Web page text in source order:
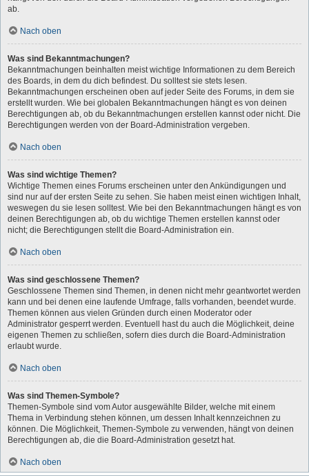
ab.
Nach oben
Was sind Bekanntmachungen?
Bekanntmachungen beinhalten meist wichtige Informationen zu dem Bereich
des Boards, in dem du dich befindest. Du solltest sie stets lesen.
Bekanntmachungen erscheinen oben auf jeder Seite des Forums, in dem sie
erstellt wurden. Wie bei globalen Bekanntmachungen hängt es von deinen
Berechtigungen ab, ob du Bekanntmachungen erstellen kannst oder nicht. Die
Berechtigungen werden von der Board-Administration vergeben.
Nach oben
Was sind wichtige Themen?
Wichtige Themen eines Forums erscheinen unter den Ankündigungen und
sind nur auf der ersten Seite zu sehen. Sie haben meist einen wichtigen Inhalt,
weswegen du sie lesen solltest. Wie bei den Bekanntmachungen hängt es von
deinen Berechtigungen ab, ob du wichtige Themen erstellen kannst oder
nicht; die Berechtigungen stellt die Board-Administration ein.
Nach oben
Was sind geschlossene Themen?
Geschlossene Themen sind Themen, in denen nicht mehr geantwortet werden
kann und bei denen eine laufende Umfrage, falls vorhanden, beendet wurde.
Themen können aus vielen Gründen durch einen Moderator oder
Administrator gesperrt werden. Eventuell hast du auch die Möglichkeit, deine
eigenen Themen zu schließen, sofern dies durch die Board-Administration
erlaubt wurde.
Nach oben
Was sind Themen-Symbole?
Themen-Symbole sind vom Autor ausgewählte Bilder, welche mit einem
Thema in Verbindung stehen können, um dessen Inhalt kennzeichnen zu
können. Die Möglichkeit, Themen-Symbole zu verwenden, hängt von deinen
Berechtigungen ab, die die Board-Administration gesetzt hat.
Nach oben